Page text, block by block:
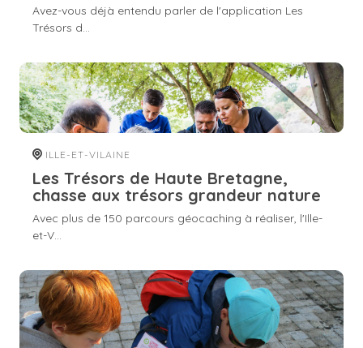
Avez-vous déjà entendu parler de l'application Les
Trésors d...
ILLE-ET-VILAINE
Les Trésors de Haute Bretagne,
chasse aux trésors grandeur nature
Avec plus de 150 parcours géocaching à réaliser, l'Ille-
et-V...